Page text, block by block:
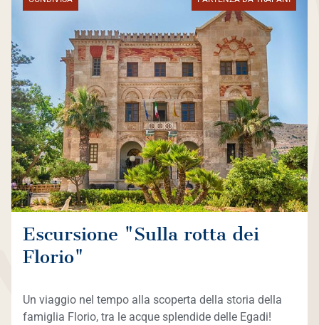
Escursione "Sulla rotta dei
Florio"
Un viaggio nel tempo alla scoperta della storia della
famiglia Florio, tra le acque splendide delle Egadi!